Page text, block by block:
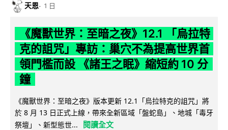
天恩 1 日
《魔獸世界：至暗之夜》12.1 「烏拉特
克的詛咒」專訪：巢穴不為提高世界首
領門檻而設 《諸王之眠》縮短約 10 分
鐘
《魔獸世界：至暗之夜》版本更新 12.1「烏拉特克的詛咒」將
於 8 月 13 日正式上線，帶來全新區域「盤蛇島」、地城「毒牙
祭壇」、新型態世...
閱讀全文